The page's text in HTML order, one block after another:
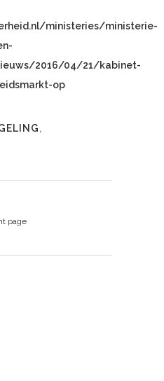
ministeries/ministerie-
2016/04/21/kabinet-
op
,
page